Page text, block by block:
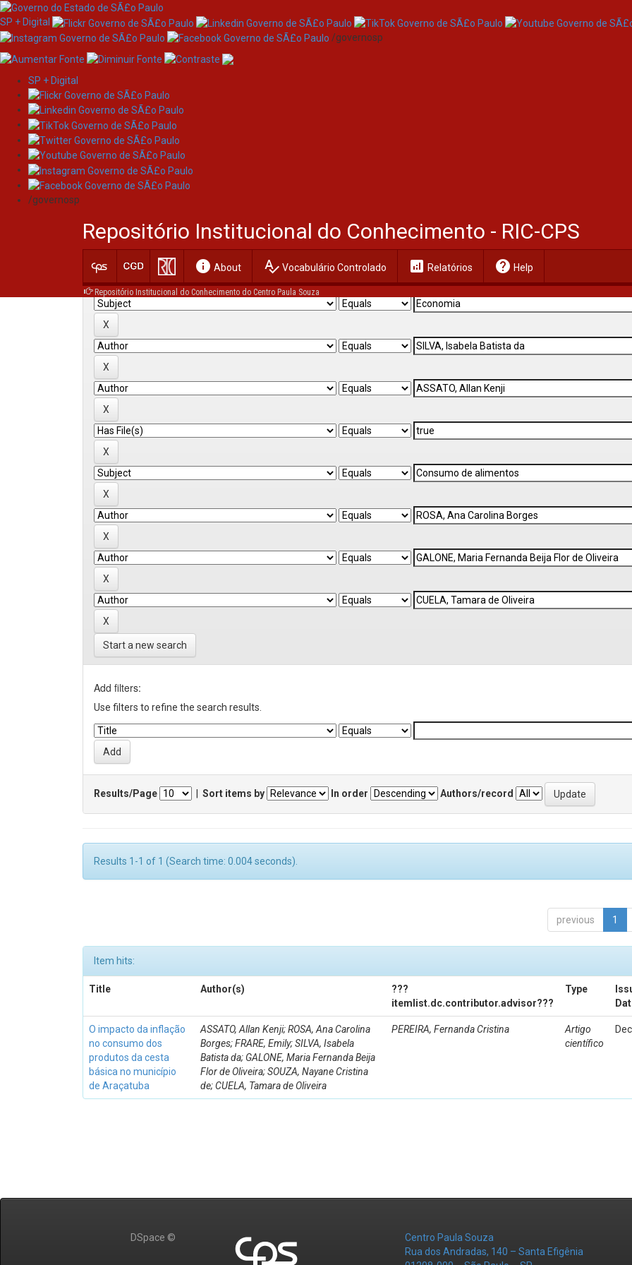
Skip
navigation
SP + Digital
/governosp
SP + Digital
/governosp
Repositório Institucional do Conhecimento - RIC-CPS
info About spellcheck Vocabulário Controlado analytics Relatórios help Help
Repositório Institucional do Conhecimento do Centro Paula Souza
Search
Current filters:
Start a new search
Add filters:
Use filters to refine the search results.
Results/Page Sort items by In order Authors/record
Results 1-1 of 1 (Search time: 0.004 seconds).
previous 1
Item hits:
Title Author(s)
???
itemlist.dc.contributor.advisor???
Type
O impacto da inflação
no consumo dos
produtos da cesta
básica no município
de Araçatuba
ASSATO, Allan Kenji; ROSA, Ana Carolina
Borges; FRARE, Emily; SILVA, Isabela
Batista da; GALONE, Maria Fernanda Beija
Flor de Oliveira; SOUZA, Nayane Cristina
de; CUELA, Tamara de Oliveira
PEREIRA, Fernanda Cristina
Artigo
científico
DSpace ©
Centro Paula Souza
Rua dos Andradas, 140 – Santa Efigênia